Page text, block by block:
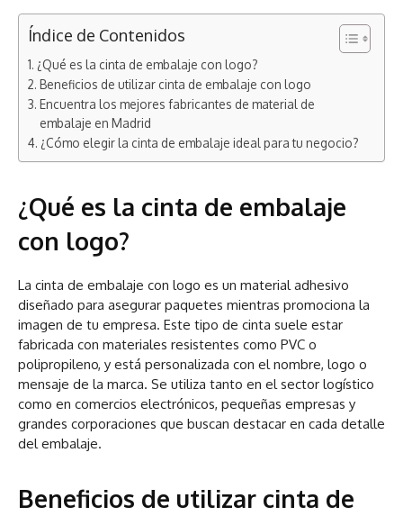
Índice de Contenidos
¿Qué es la cinta de embalaje con logo?
Beneficios de utilizar cinta de embalaje con logo
Encuentra los mejores fabricantes de material de
embalaje en Madrid
¿Cómo elegir la cinta de embalaje ideal para tu negocio?
¿Qué es la cinta de embalaje
con logo?
La cinta de embalaje con logo es un material adhesivo
diseñado para asegurar paquetes mientras promociona la
imagen de tu empresa. Este tipo de cinta suele estar
fabricada con materiales resistentes como PVC o
polipropileno, y está personalizada con el nombre, logo o
mensaje de la marca. Se utiliza tanto en el sector logístico
como en comercios electrónicos, pequeñas empresas y
grandes corporaciones que buscan destacar en cada detalle
del embalaje.
Beneficios de utilizar cinta de